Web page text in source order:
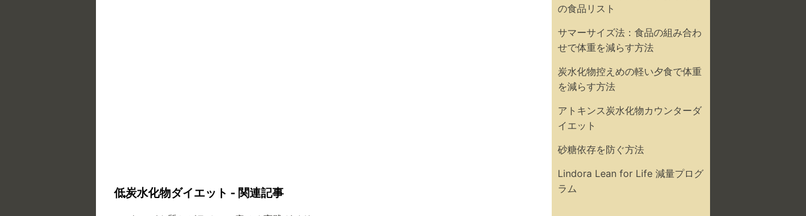
低炭水化物ダイエット - 関連記事
の食品リスト
サマーサイズ法：食品の組み合わ
せで体重を減らす方法
炭水化物控えめの軽い夕食で体重
を減らす方法
アトキンス炭水化物カウンターダ
イエット
砂糖依存を防ぐ方法
Lindora Lean for Life 減量プログ
ラム